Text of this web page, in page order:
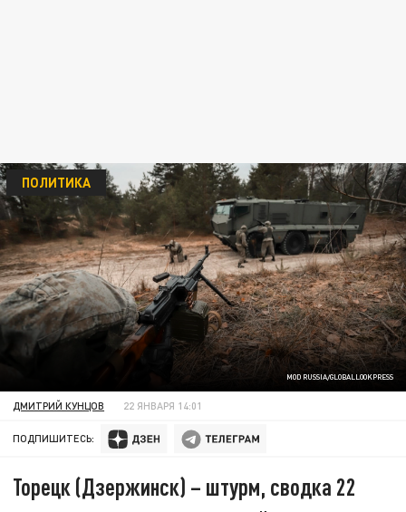
MOD RUSSIA/GLOBALLOOKPRESS
ПОЛИТИКА
ДМИТРИЙ КУНЦОВ 22 ЯНВАРЯ 14:01
ПОДПИШИТЕСЬ:
Торецк (Дзержинск) – штурм, сводка 22